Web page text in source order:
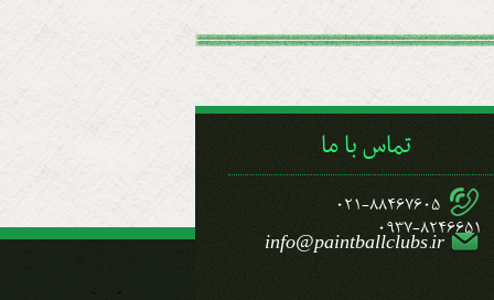
تماس با ما
021-88467605
0937-8246651
info@paintballclubs.ir